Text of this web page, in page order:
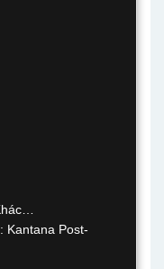
Kantana Post-